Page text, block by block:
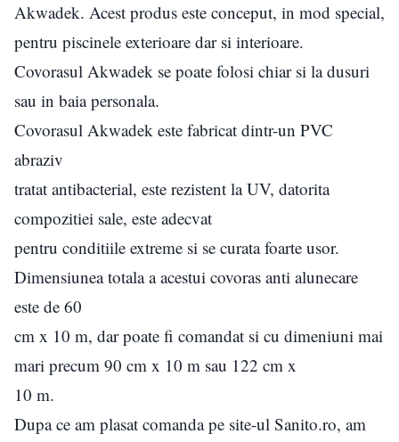
Akwadek. Acest produs este conceput, in mod special,
pentru piscinele exterioare dar si interioare.
Covorasul Akwadek se poate folosi chiar si la dusuri
sau in baia personala.
Covorasul Akwadek este fabricat dintr-un PVC
abraziv
tratat antibacterial, este rezistent la UV, datorita
compozitiei sale, este adecvat
pentru conditiile extreme si se curata foarte usor.
Dimensiunea totala a acestui covoras anti alunecare
este de 60
cm x 10 m, dar poate fi comandat si cu dimeniuni mai
mari precum 90 cm x 10 m sau 122 cm x
10 m.
Dupa ce am plasat comanda pe site-ul Sanito.ro, am